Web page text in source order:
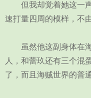
但我却觉着她这一声
速打量四周的模样，不
虽然他这副身体在海
人，和蕾玖还有三个混
了，而且海贼世界的普